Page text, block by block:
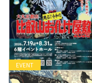
EVENT